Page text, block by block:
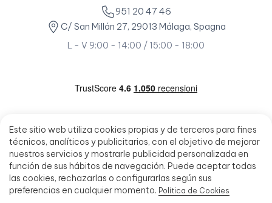
Este sitio web utiliza cookies propias y de terceros para fines
técnicos, analíticos y publicitarios, con el objetivo de mejorar
nuestros servicios y mostrarle publicidad personalizada en
función de sus hábitos de navegación. Puede aceptar todas
las cookies, rechazarlas o configurarlas según sus
preferencias en cualquier momento. Política de Cookies
951 20 47 46
C/ San Millán 27, 29013 Málaga, Spagna
L - V 9:00 - 14:00 / 15:00 - 18:00